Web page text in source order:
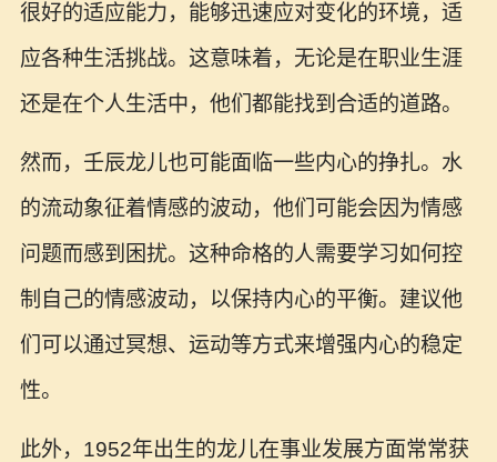
很好的适应能力，能够迅速应对变化的环境，适
应各种生活挑战。这意味着，无论是在职业生涯
还是在个人生活中，他们都能找到合适的道路。
然而，壬辰龙儿也可能面临一些内心的挣扎。水
的流动象征着情感的波动，他们可能会因为情感
问题而感到困扰。这种命格的人需要学习如何控
制自己的情感波动，以保持内心的平衡。建议他
们可以通过冥想、运动等方式来增强内心的稳定
性。
此外，1952年出生的龙儿在事业发展方面常常获